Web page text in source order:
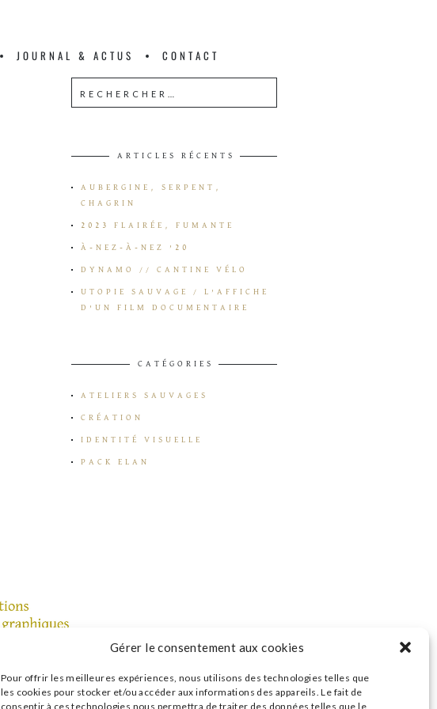
Gérer le consentement aux cookies
Pour offrir les meilleures expériences, nous utilisons des technologies telles que
les cookies pour stocker et/ou accéder aux informations des appareils. Le fait de
consentir à ces technologies nous permettra de traiter des données telles que le
JOURNAL & ACTUS CONTACT
ARTICLES RÉCENTS
AUBERGINE, SERPENT,
CHAGRIN
2023 FLAIRÉE, FUMANTE
À-NEZ-À-NEZ ’20
DYNAMO // CANTINE VÉLO
UTOPIE SAUVAGE / L’AFFICHE
D’UN FILM DOCUMENTAIRE
CATÉGORIES
ATELIERS SAUVAGES
CRÉATION
IDENTITÉ VISUELLE
PACK ELAN